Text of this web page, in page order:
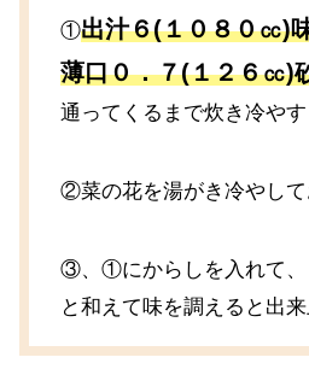
①出汁６(１０８０㏄)
薄口０．７(１２６㏄)
通ってくるまで炊き冷やす
②菜の花を湯がき冷やして
③、①にからしを入れて
と和えて味を調えると出来